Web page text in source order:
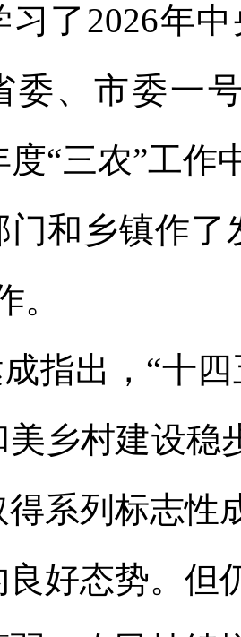
习了2026年
委、市委一
度“三农”工
门和乡镇作了
。
指出，“十
美乡村建设稳
得系列标志性
良好态势。但